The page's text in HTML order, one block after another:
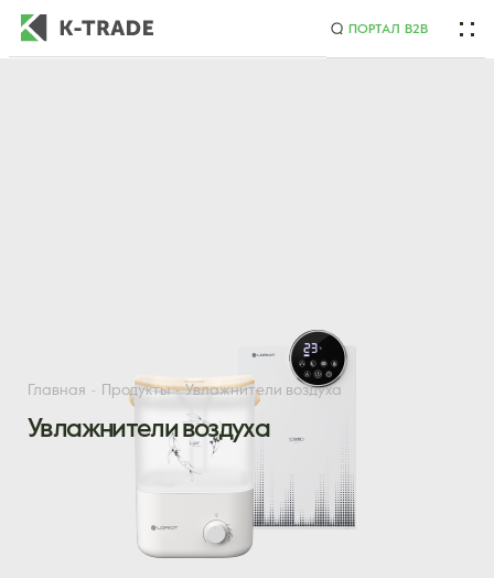
ПОРТАЛ B2B
Главная Продукты Увлажнители воздуха
Увлажнители воздуха